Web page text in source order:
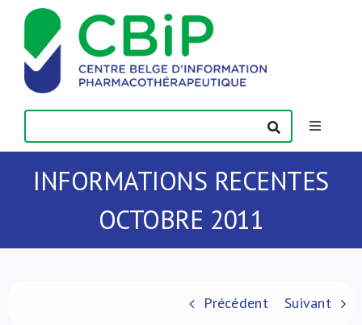
Passer
contenu
Toggle
Actualités
INFORMATIONS RECENTES
OCTOBRE 2011
Précédent Suivant